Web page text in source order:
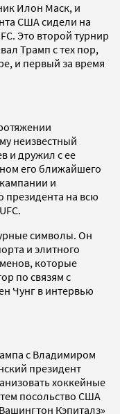
Илон Маск, и
США сидели на
Это второй турнир
Трамп с тех пор,
и первый за время
неизвестный
и дружил с ее
его ближайшего
и
президента на всю
символы. Он
и элитного
которые
по связям с
Чунг в интервью
с Владимиром
президент
хоккейные
посольство США
Кэпиталз»